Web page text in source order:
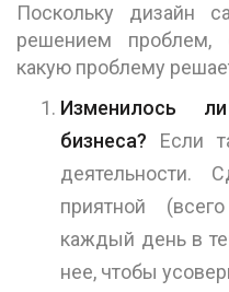
Поскольку дизайн
решением проблем,
какую проблему
Изменилось
бизнеса? Если
деятельности.
приятной
каждый день в
нее, чтобы